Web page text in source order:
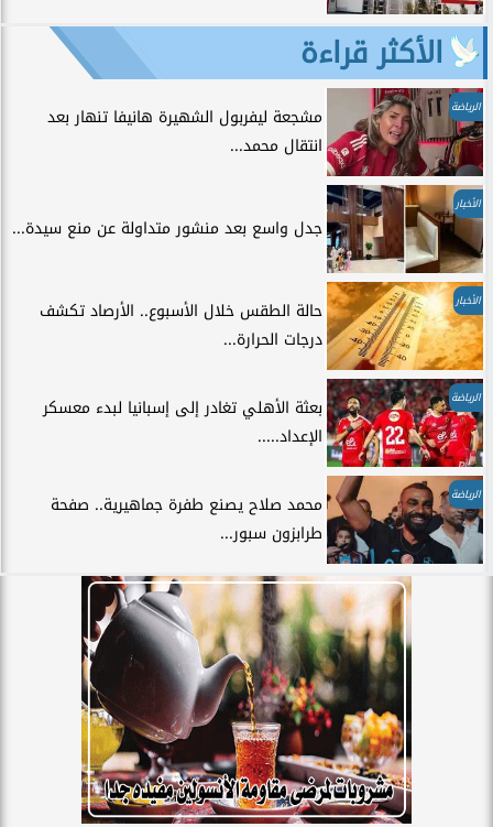
الأكثر قراءة
الرياضة
مشجعة ليفربول الشهيرة هانيفا تنهار بعد
انتقال محمد...
الأخبار
جدل واسع بعد منشور متداولة عن منع سيدة...
الأخبار
حالة الطقس خلال الأسبوع.. الأرصاد تكشف
درجات الحرارة...
الرياضة
بعثة الأهلي تغادر إلى إسبانيا لبدء معسكر
الإعداد.....
الرياضة
محمد صلاح يصنع طفرة جماهيرية.. صفحة
طرابزون سبور...